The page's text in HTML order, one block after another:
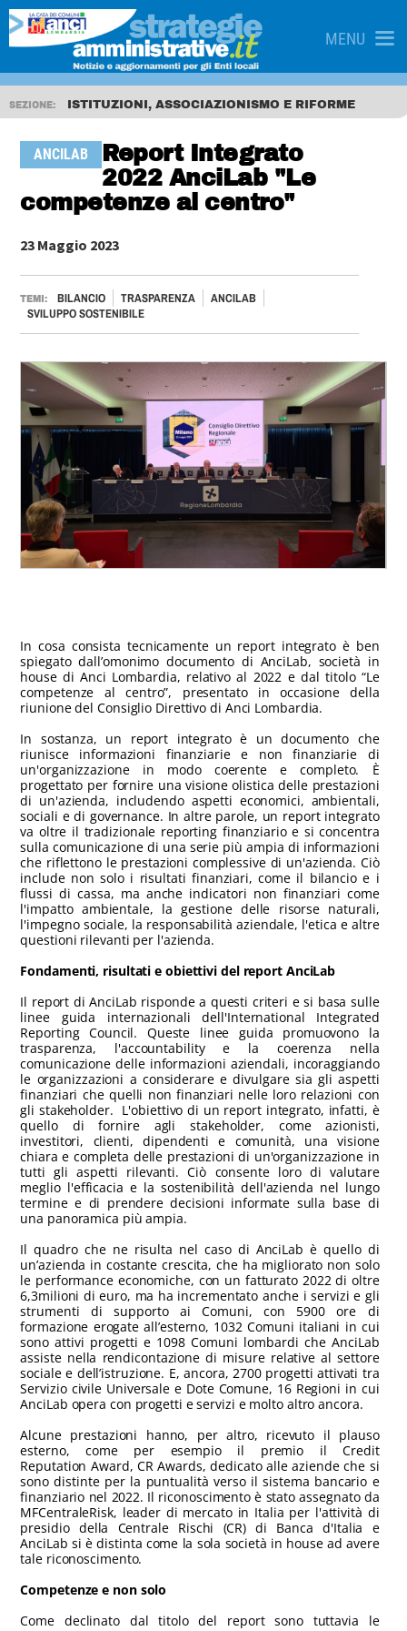
MENU
SEZIONE: ISTITUZIONI, ASSOCIAZIONISMO E RIFORME
ANCILAB
Report Integrato
2022 AnciLab "Le
competenze al centro"
23 Maggio 2023
TEMI: BILANCIO TRASPARENZA
ANCILAB
SVILUPPO SOSTENIBILE
In cosa consista tecnicamente un report integrato è ben
spiegato dall’omonimo documento di AnciLab, società in
house di Anci Lombardia, relativo al 2022 e dal titolo “Le
competenze al centro”, presentato in occasione della
riunione del Consiglio Direttivo di Anci Lombardia.
In sostanza, un report integrato è un documento che
riunisce informazioni finanziarie e non finanziarie di
un'organizzazione in modo coerente e completo. È
progettato per fornire una visione olistica delle prestazioni
di un'azienda, includendo aspetti economici, ambientali,
sociali e di governance. In altre parole, un report integrato
va oltre il tradizionale reporting finanziario e si concentra
sulla comunicazione di una serie più ampia di informazioni
che riflettono le prestazioni complessive di un'azienda. Ciò
include non solo i risultati finanziari, come il bilancio e i
flussi di cassa, ma anche indicatori non finanziari come
l'impatto ambientale, la gestione delle risorse naturali,
l'impegno sociale, la responsabilità aziendale, l'etica e altre
questioni rilevanti per l'azienda.
Fondamenti, risultati e obiettivi del report AnciLab
Il report di AnciLab risponde a questi criteri e si basa sulle
linee guida internazionali dell'International Integrated
Reporting Council. Queste linee guida promuovono la
trasparenza, l'accountability e la coerenza nella
comunicazione delle informazioni aziendali, incoraggiando
le organizzazioni a considerare e divulgare sia gli aspetti
finanziari che quelli non finanziari nelle loro relazioni con
gli stakeholder. L'obiettivo di un report integrato, infatti, è
quello di fornire agli stakeholder, come azionisti,
investitori, clienti, dipendenti e comunità, una visione
chiara e completa delle prestazioni di un'organizzazione in
tutti gli aspetti rilevanti. Ciò consente loro di valutare
meglio l'efficacia e la sostenibilità dell'azienda nel lungo
termine e di prendere decisioni informate sulla base di
una panoramica più ampia.
Il quadro che ne risulta nel caso di AnciLab è quello di
un’azienda in costante crescita, che ha migliorato non solo
le performance economiche, con un fatturato 2022 di oltre
6,3milioni di euro, ma ha incrementato anche i servizi e gli
strumenti di supporto ai Comuni, con 5900 ore di
formazione erogate all’esterno, 1032 Comuni italiani in cui
sono attivi progetti e 1098 Comuni lombardi che AnciLab
assiste nella rendicontazione di misure relative al settore
sociale e dell’istruzione. E, ancora, 2700 progetti attivati tra
Servizio civile Universale e Dote Comune, 16 Regioni in cui
AnciLab opera con progetti e servizi e molto altro ancora.
Alcune prestazioni hanno, per altro, ricevuto il plauso
esterno, come per esempio il premio il Credit
Reputation Award, CR Awards, dedicato alle aziende che si
sono distinte per la puntualità verso il sistema bancario e
finanziario nel 2022. Il riconoscimento è stato assegnato da
MFCentraleRisk, leader di mercato in Italia per l'attività di
presidio della Centrale Rischi (CR) di Banca d'Italia e
AnciLab si è distinta come la sola società in house ad avere
tale riconoscimento.
Competenze e non solo
Come declinato dal titolo del report sono tuttavia le